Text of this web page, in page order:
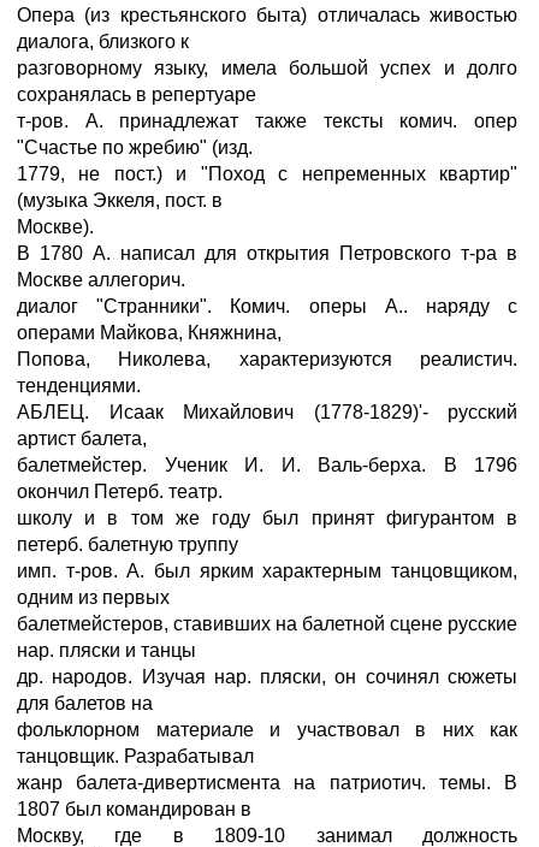
Опера (из крестьянского быта) отличалась живостью
диалога, близкого к
разговорному языку, имела большой успех и долго
сохранялась в репертуаре
т-ров. А. принадлежат также тексты комич. опер
"Счастье по жребию" (изд.
1779, не пост.) и "Поход с непременных квартир"
(музыка Эккеля, пост. в
Москве).
В 1780 А. написал для открытия Петровского т-ра в
Москве аллегорич.
диалог "Странники". Комич. оперы А.. наряду с
операми Майкова, Княжнина,
Попова, Николева, характеризуются реалистич.
тенденциями.
АБЛЕЦ. Исаак Михайлович (1778-1829)'- русский
артист балета,
балетмейстер. Ученик И. И. Валь-берха. В 1796
окончил Петерб. театр.
школу и в том же году был принят фигурантом в
петерб. балетную труппу
имп. т-ров. А. был ярким характерным танцовщиком,
одним из первых
балетмейстеров, ставивших на балетной сцене русские
нар. пляски и танцы
др. народов. Изучая нар. пляски, он сочинял сюжеты
для балетов на
фольклорном материале и участвовал в них как
танцовщик. Разрабатывал
жанр балета-дивертисмента на патриотич. темы. В
1807 был командирован в
Москву, где в 1809-10 занимал должность